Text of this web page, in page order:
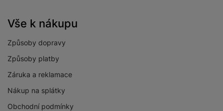
Vše k nákupu
Způsoby dopravy
Způsoby platby
Záruka a reklamace
Nákup na splátky
Obchodní podmínky